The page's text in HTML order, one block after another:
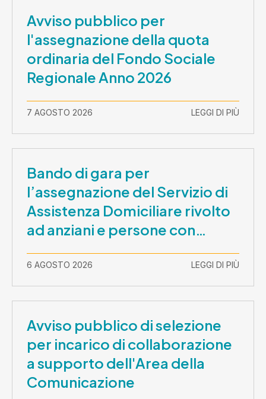
Avviso pubblico per
l'assegnazione della quota
ordinaria del Fondo Sociale
Regionale Anno 2026
7 AGOSTO 2026 LEGGI DI PIÙ
Bando di gara per
l’assegnazione del Servizio di
Assistenza Domiciliare rivolto
ad anziani e persone con
2026-30 settembre 2029
6 AGOSTO 2026 LEGGI DI PIÙ
Avviso pubblico di selezione
per incarico di collaborazione
a supporto dell'Area della
Comunicazione